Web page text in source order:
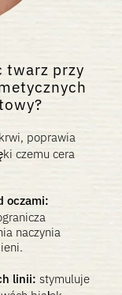
twarz przy
poprawia
czemu cera
oczami:
naczynia
linii: stymuluje